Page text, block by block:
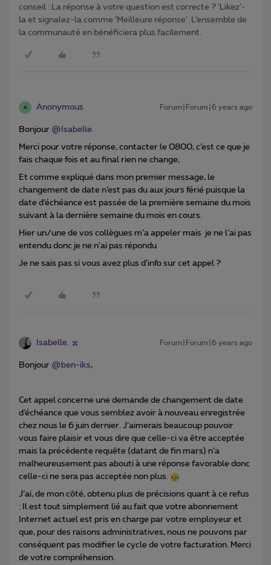
conseil : La réponse à votre question est correcte ? ‘Likez’-
la et signalez-la comme ‘Meilleure réponse’. L’ensemble de
la communauté en bénéficiera plus facilement.
A Anonymous Forum|Forum|6 years ago
Bonjour @Isabelle.
Merci pour votre réponse, contacter le 0800, c’est ce que je
fais chaque fois et au final rien ne change,
Et comme expliqué dans mon premier message, le
changement de date n’est pas du aux jours férié puisque la
date d’échéance est passée de la première semaine du mois
suivant à la dernière semaine du mois en cours.
Hier un/une de vos collègues m’a appeler mais je ne l’ai pas
entendu donc je ne n’ai pas répondu
Je ne sais pas si vous avez plus d’info sur cet appel ?
Isabelle. Forum|Forum|6 years ago
Bonjour @ben-iks,
Cet appel concerne une demande de changement de date
d’échéance que vous semblez avoir à nouveau enregistrée
chez nous le 6 juin dernier. J’aimerais beaucoup pouvoir
vous faire plaisir et vous dire que celle-ci va être acceptée
mais la précédente requête (datant de fin mars) n’a
malheureusement pas abouti à une réponse favorable donc
celle-ci ne sera pas acceptée non plus.
J’ai, de mon côté, obtenu plus de précisions quant à ce refus
: Il est tout simplement lié au fait que votre abonnement
Internet actuel est pris en charge par votre employeur et
que, pour des raisons administratives, nous ne pouvons par
conséquent pas modifier le cycle de votre facturation. Merci
de votre compréhension.